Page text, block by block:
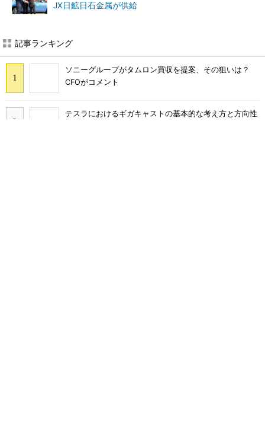
JX日鉱日石金属が供給
あなたにおすすめ